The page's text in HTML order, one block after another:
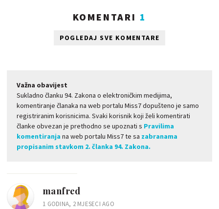
KOMENTARI 1
POGLEDAJ SVE KOMENTARE
Važna obavijest
Sukladno članku 94. Zakona o elektroničkim medijima,
komentiranje članaka na web portalu Miss7 dopušteno je samo
registriranim korisnicima. Svaki korisnik koji želi komentirati
članke obvezan je prethodno se upoznati s Pravilima
komentiranja na web portalu Miss7 te sa zabranama
propisanim stavkom 2. članka 94. Zakona.
manfred
1 GODINA, 2 MJESECI AGO